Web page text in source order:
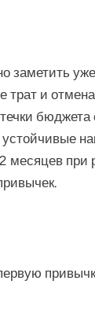
заметить
трат и
бюджета
месяцев при